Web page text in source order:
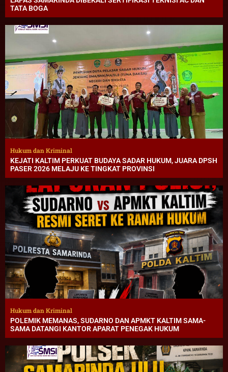
TATA BOGA
Hukum dan Kriminal
KEJATI KALTIM PERKUAT BUDAYA SADAR HUKUM, JUARA DPSH
PASER 2026 MELAJU KE TINGKAT PROVINSI
Hukum dan Kriminal
POLEMIK MEMANAS, SUDARNO DAN APMKT KALTIM SAMA-
SAMA DATANGI KANTOR APARAT PENEGAK HUKUM